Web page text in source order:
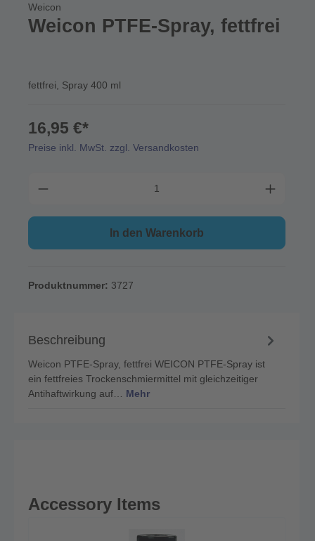
Weicon
Weicon PTFE-Spray, fettfrei
fettfrei, Spray 400 ml
16,95 €*
Preise inkl. MwSt. zzgl. Versandkosten
In den Warenkorb
Produktnummer: 3727
Beschreibung
Weicon PTFE-Spray, fettfrei WEICON PTFE-Spray ist
ein fettfreies Trockenschmiermittel mit gleichzeitiger
Antihaftwirkung auf… Mehr
Accessory Items